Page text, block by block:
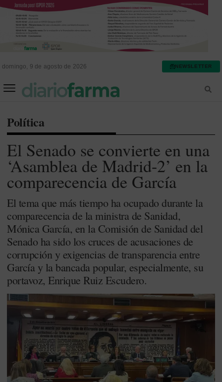
domingo, 9 de agosto de 2026 NEWSLETTER
Política
El Senado se convierte en una
‘Asamblea de Madrid-2’ en la
comparecencia de García
El tema que más tiempo ha ocupado durante la
comparecencia de la ministra de Sanidad,
Mónica García, en la Comisión de Sanidad del
Senado ha sido los cruces de acusaciones de
corrupción y exigencias de transparencia entre
García y la bancada popular, especialmente, su
portavoz, Enrique Ruiz Escudero.